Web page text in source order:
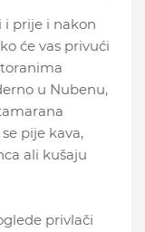
i prije i nakon
će vas privući
u Nubenu,
pije kava,
ali kušaju
privlači